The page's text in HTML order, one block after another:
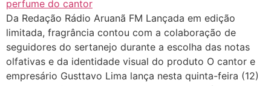
Da Redação Rádio Aruanã FM Lançada em edição
limitada, fragrância contou com a colaboração de
seguidores do sertanejo durante a escolha das notas
olfativas e da identidade visual do produto O cantor e
empresário Gusttavo Lima lança nesta quinta-feira (12)